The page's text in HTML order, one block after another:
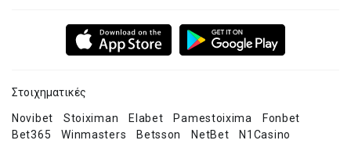
Στοιχηματικές
Novibet Stoiximan Elabet Pamestoixima
Fonbet
Bet365
Winmasters Betsson NetBet N1Casino